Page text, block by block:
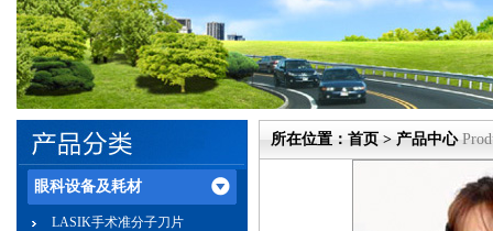
眼科设备及耗材
LASIK手术准分子刀片
所在位置：首页 > 产品中心